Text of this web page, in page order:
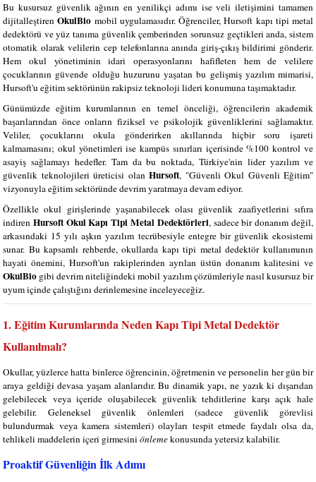
Bu kusursuz güvenlik ağının en yenilikçi adımı ise veli iletişimini tamamen
dijitalleştirenOkulBio mobil uygulamasıdır. Öğrenciler, Hursoft kapı tipi metal
dedektörü ve yüz tanıma güvenlik çemberinden sorunsuz geçtikleri anda, sistem
otomatik olarak velilerin cep telefonlarına anında giriş-çıkış bildirimi gönderir.
Hem okul yönetiminin idari operasyonlarını hafifleten hem de velilere
çocuklarının güvende olduğu huzurunu yaşatan bu gelişmiş yazılım mimarisi,
Hursoft'u eğitim sektörünün rakipsiz teknoloji lideri konumuna taşımaktadır.
Günümüzde eğitim kurumlarının en temel önceliği, öğrencilerin akademik
başarılarından önce onların fiziksel ve psikolojik güvenliklerini sağlamaktır.
Veliler, çocuklarını okula gönderirken akıllarında hiçbir soru işareti
kalmamasını; okul yönetimleri ise kampüs sınırları içerisinde %100 kontrol ve
asayiş sağlamayı hedefler. Tam da bu noktada, Türkiye'nin lider yazılım ve
güvenlik teknolojileri üreticisi olan Hursoft, "Güvenli Okul Güvenli Eğitim"
vizyonuyla eğitim sektöründe devrim yaratmaya devam ediyor.
Özellikle okul girişlerinde yaşanabilecek olası güvenlik zaafiyetlerini sıfıra
indiren Hursoft Okul Kapı Tipi Metal Dedektörleri, sadece bir donanım değil,
arkasındaki 15 yılı aşkın yazılım tecrübesiyle entegre bir güvenlik ekosistemi
sunar. Bu kapsamlı rehberde, okullarda kapı tipi metal dedektör kullanımının
hayati önemini, Hursoft'un rakiplerinden ayrılan üstün donanım kalitesini ve
OkulBio gibi devrim niteliğindeki mobil yazılım çözümleriyle nasıl kusursuz bir
uyum içinde çalıştığını derinlemesine inceleyeceğiz.
1. Eğitim Kurumlarında Neden Kapı Tipi Metal Dedektör
Kullanılmalı?
Okullar, yüzlerce hatta binlerce öğrencinin, öğretmenin ve personelin her gün bir
araya geldiği devasa yaşam alanlarıdır. Bu dinamik yapı, ne yazık ki dışarıdan
gelebilecek veya içeride oluşabilecek güvenlik tehditlerine karşı açık hale
gelebilir. Geleneksel güvenlik önlemleri (sadece güvenlik görevlisi
bulundurmak veya kamera sistemleri) olayları tespit etmede faydalı olsa da,
tehlikeli maddelerin içeri girmesini önlemekonusunda yetersiz kalabilir.
Proaktif Güvenliğin İlk Adımı